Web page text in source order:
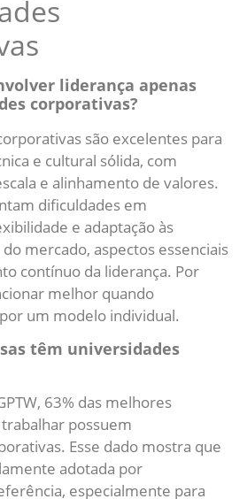
liderança apenas
corporativas?
são excelentes para
e cultural sólida, com
e alinhamento de valores.
dificuldades em
e adaptação às
mercado, aspectos essenciais
contínuo da liderança. Por
melhor quando
um modelo individual.
têm universidades
63% das melhores
possuem
Esse dado mostra que
adotada por
especialmente para